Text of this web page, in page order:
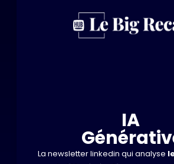
IA
La newsletter linkedin qui analyse